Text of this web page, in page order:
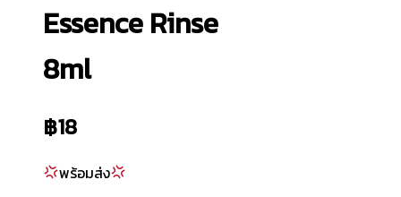
Essence Rinse
8ml
฿18
พร้อมส่ง